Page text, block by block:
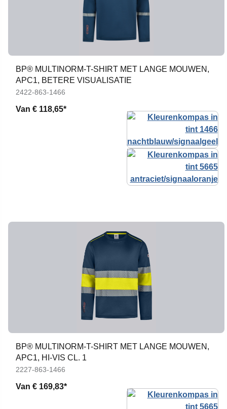
BP® MULTINORM-T-SHIRT MET LANGE MOUWEN,
APC1, BETERE VISUALISATIE
2422-863-1466
Van € 118,65*
BP® MULTINORM-T-SHIRT MET LANGE MOUWEN,
APC1, HI-VIS CL. 1
2227-863-1466
Van € 169,83*